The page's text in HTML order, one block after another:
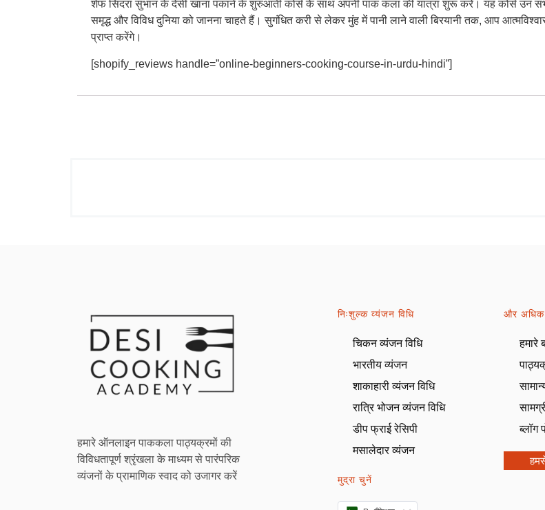
शेफ सिदरा सुभान के देसी खाना पकाने के शुरुआती कोर्स के साथ अपनी पाक कला की यात्रा शुरू करें। यह कोर्स उन
समृद्ध और विविध दुनिया को जानना चाहते हैं। सुगंधित करी से लेकर मुंह में पानी लाने वाली बिरयानी तक, आप
प्राप्त करेंगे।
[shopify_reviews handle=”online-beginners-cooking-course-in-urdu-hindi”]
हमारे ऑनलाइन पाककला पाठ्यक्रमों की
विविधतापूर्ण श्रृंखला के माध्यम से पारंपरिक
व्यंजनों के प्रामाणिक स्वाद को उजागर करें
निःशुल्क व्यंजन विधि
चिकन व्यंजन विधि
भारतीय व्यंजन
शाकाहारी व्यंजन विधि
रात्रि भोजन व्यंजन विधि
डीप फ्राई रेसिपी
मसालेदार व्यंजन
मुद्रा चुनें
और अधिक
हमारे
ब्लॉग